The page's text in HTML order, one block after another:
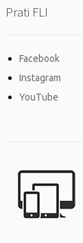
Prati FLI
Facebook
Instagram
YouTube